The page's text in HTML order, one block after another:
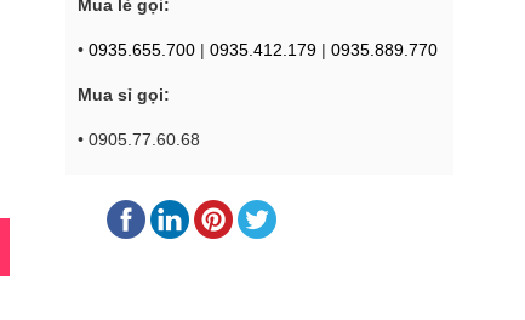
Mua lẻ gọi:
• 0935.655.700 | 0935.412.179 | 0935.889.770
Mua sỉ gọi:
• 0905.77.60.68